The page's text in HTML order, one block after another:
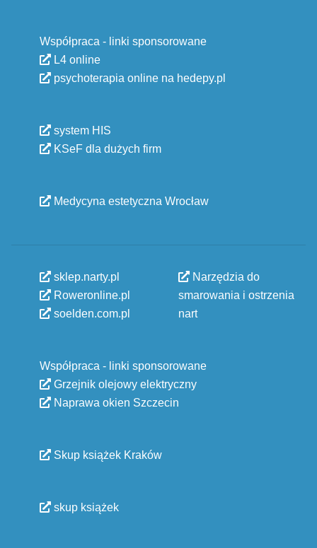
Współpraca - linki sponsorowane
L4 online
psychoterapia online na hedepy.pl
system HIS
KSeF dla dużych firm
Medycyna estetyczna Wrocław
sklep.narty.pl
Roweronline.pl
soelden.com.pl
Narzędzia do
smarowania i ostrzenia
nart
Współpraca - linki sponsorowane
Grzejnik olejowy elektryczny
Naprawa okien Szczecin
Skup książek Kraków
skup książek